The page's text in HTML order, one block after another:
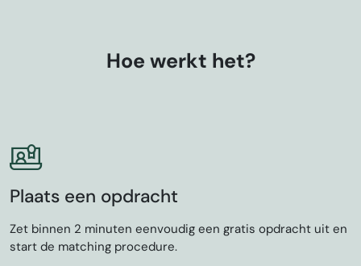
Hoe werkt het?
Plaats een opdracht
Zet binnen 2 minuten eenvoudig een gratis opdracht uit en
start de matching procedure.